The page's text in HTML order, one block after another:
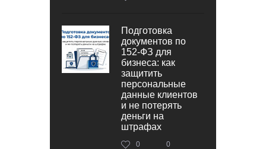
Подготовка
документов по
152‑ФЗ для
бизнеса: как
защитить
персональные
данные клиентов
и не потерять
деньги на
штрафах
0 0